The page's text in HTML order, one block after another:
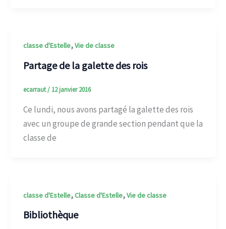
classe d'Estelle,Vie de classe
Partage de la galette des rois
ecarraut/ 12 janvier 2016
Ce lundi, nous avons partagé la galette des rois
avec un groupe de grande section pendant que la
classe de
classe d'Estelle,Classe d'Estelle,Vie de classe
Bibliothèque